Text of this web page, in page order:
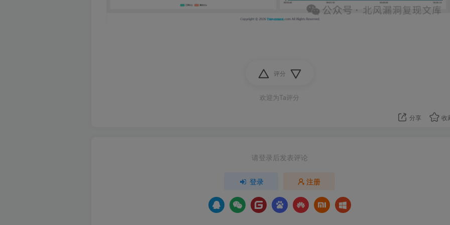
评分
欢迎为Ta评分
分享 收
请登录后发表评论
登录 注册